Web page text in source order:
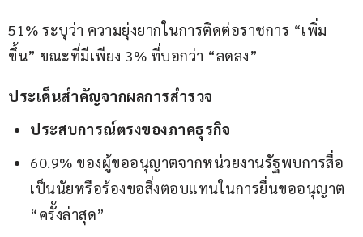
51% ระบุว่า ความยุ่งยากในการติดต่อราชการ “เพิ่ม
ขึ้น” ขณะที่มีเพียง 3% ที่บอกว่า “ลดลง”
ประเด็นสำคัญจากผลการสำรวจ
ประสบการณ์ตรงของภาคธุรกิจ
60.9% ของผู้ขออนุญาตจากหน่วยงานรัฐพบการสื่อ
เป็นนัยหรือร้องขอสิ่งตอบแทนในการยื่นขออนุญาต
“ครั้งล่าสุด”